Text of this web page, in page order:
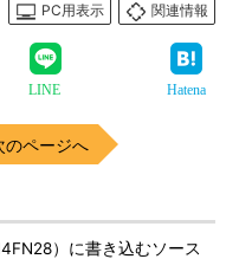
PC用表示
関連情報
LINE Hatena
のページへ
）に書き込むソース